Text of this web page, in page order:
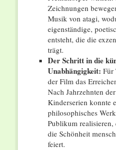
Zeichnungen
Musik von atagi,
eigenständige,
entsteht, die die
trägt.
Der Schritt in die
Unabhängigkeit: Für
der Film das
Nach Jahrzehnten
Kinderserien konnte
philosophisches
Publikum
die Schönheit
feiert.